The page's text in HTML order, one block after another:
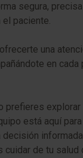
segura, precisa
paciente.
una
en cada
prefieres
está aquí
decisión
cuidar de tu salud